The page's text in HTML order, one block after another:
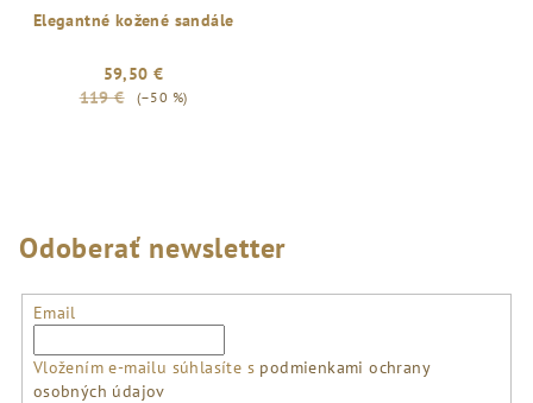
Elegantné kožené sandále
59,50 €
119 €
(–50 %)
Odoberať newsletter
Email
Vložením e-mailu súhlasíte s podmienkami ochrany
osobných údajov